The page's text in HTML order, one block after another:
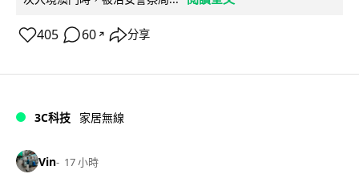
405 60 ↗ 分享
3C科技 家居無線
Vin 17 小時